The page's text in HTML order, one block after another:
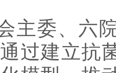
委、六院
过建立抗